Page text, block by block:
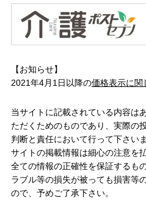
【お知らせ】
2021年4月1日以降の価格表示に関
当サイトに記載されている内容は
ただくためのものであり、実際の
判断と責任において行って下さい
サイトの掲載情報は細心の注意を
全ての情報の正確性を保証するも
ラブル等の損失が被っても損害等
ので、予めご了承下さい。